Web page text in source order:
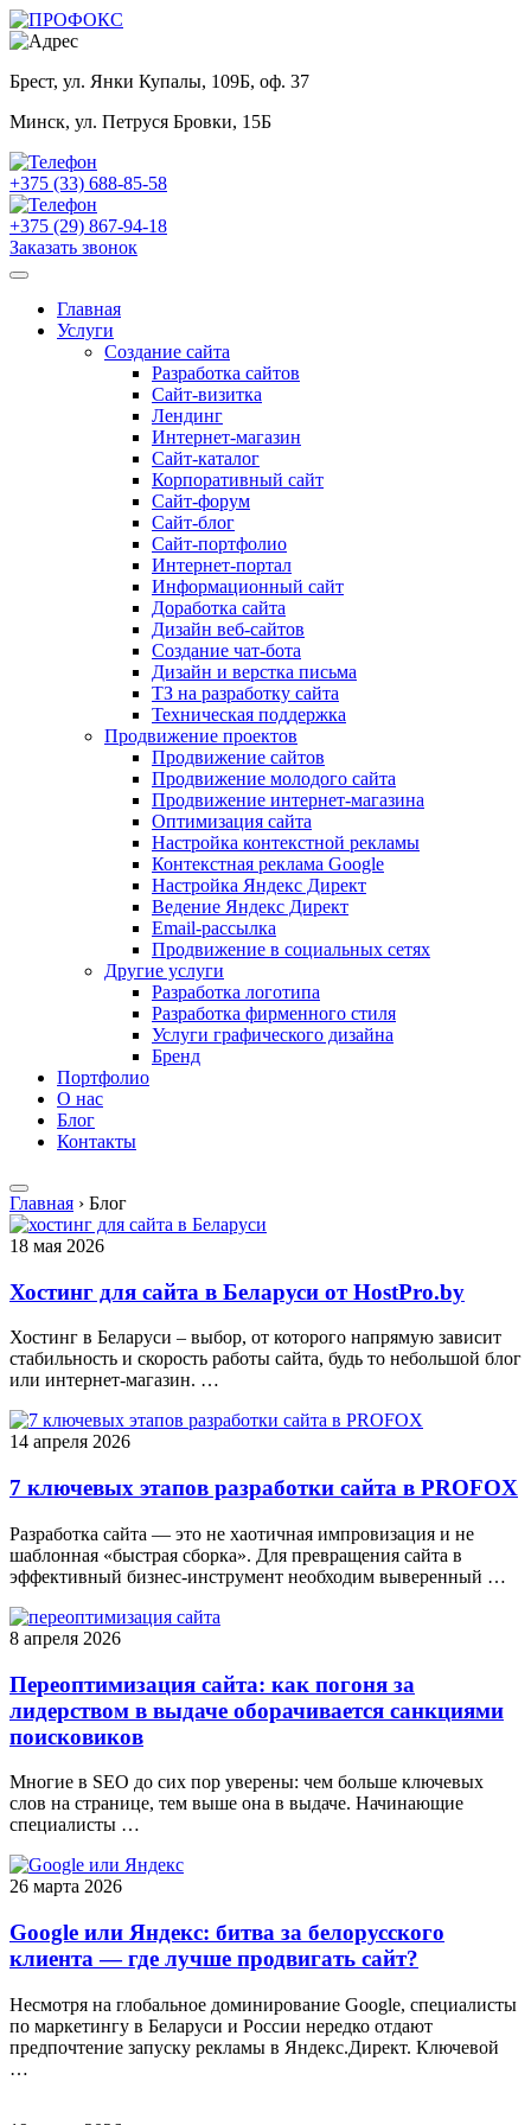
Брест, ул. Янки Купалы, 109Б, оф. 37
Минск, ул. Петруся Бровки, 15Б
+375 (33) 688-85-58
+375 (29) 867-94-18
Заказать звонок
Главная
Услуги
Создание сайта
Разработка сайтов
Сайт-визитка
Лендинг
Интернет-магазин
Сайт-каталог
Корпоративный сайт
Сайт-форум
Сайт-блог
Сайт-портфолио
Интернет-портал
Информационный сайт
Доработка сайта
Дизайн веб-сайтов
Создание чат-бота
Дизайн и верстка письма
ТЗ на разработку сайта
Техническая поддержка
Продвижение проектов
Продвижение сайтов
Продвижение молодого сайта
Продвижение интернет-магазина
Оптимизация сайта
Настройка контекстной рекламы
Контекстная реклама Google
Настройка Яндекс Директ
Ведение Яндекс Директ
Email-рассылка
Продвижение в социальных сетях
Другие услуги
Разработка логотипа
Разработка фирменного стиля
Услуги графического дизайна
Бренд
Портфолио
О нас
Блог
Контакты
Главная › Блог
18 мая 2026
Хостинг для сайта в Беларуси от HostPro.by
Хостинг в Беларуси – выбор, от которого напрямую зависит
стабильность и скорость работы сайта, будь то небольшой блог
или интернет-магазин. …
14 апреля 2026
7 ключевых этапов разработки сайта в PROFOX
Разработка сайта — это не хаотичная импровизация и не
шаблонная «быстрая сборка». Для превращения сайта в
эффективный бизнес-инструмент необходим выверенный …
8 апреля 2026
Переоптимизация сайта: как погоня за
лидерством в выдаче оборачивается санкциями
поисковиков
Многие в SEO до сих пор уверены: чем больше ключевых
слов на странице, тем выше она в выдаче. Начинающие
специалисты …
26 марта 2026
Google или Яндекс: битва за белорусского
клиента — где лучше продвигать сайт?
Несмотря на глобальное доминирование Google, специалисты
по маркетингу в Беларуси и России нередко отдают
предпочтение запуску рекламы в Яндекс.Директ. Ключевой
…